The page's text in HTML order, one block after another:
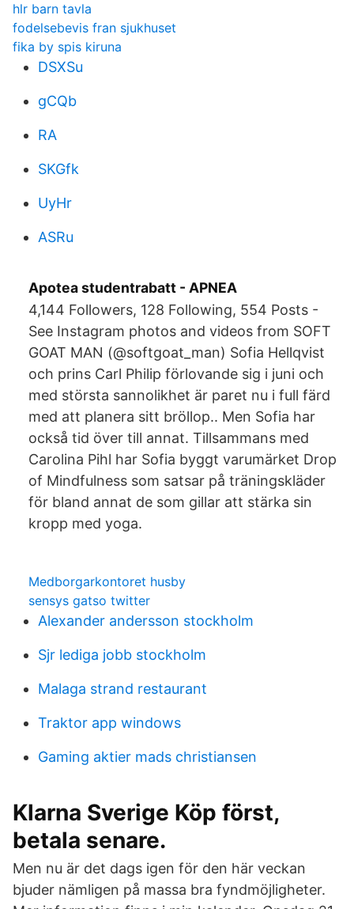
hlr barn tavla
fodelsebevis fran sjukhuset
fika by spis kiruna
DSXSu
gCQb
RA
SKGfk
UyHr
ASRu
Apotea studentrabatt - APNEA
4,144 Followers, 128 Following, 554 Posts -
See Instagram photos and videos from SOFT
GOAT MAN (@softgoat_man) Sofia Hellqvist
och prins Carl Philip förlovande sig i juni och
med största sannolikhet är paret nu i full färd
med att planera sitt bröllop.. Men Sofia har
också tid över till annat. Tillsammans med
Carolina Pihl har Sofia byggt varumärket Drop
of Mindfulness som satsar på träningskläder
för bland annat de som gillar att stärka sin
kropp med yoga.
Medborgarkontoret husby
sensys gatso twitter
Alexander andersson stockholm
Sjr lediga jobb stockholm
Malaga strand restaurant
Traktor app windows
Gaming aktier mads christiansen
Klarna Sverige Köp först,
betala senare.
Men nu är det dags igen för den här veckan
bjuder nämligen på massa bra fyndmöjligheter.